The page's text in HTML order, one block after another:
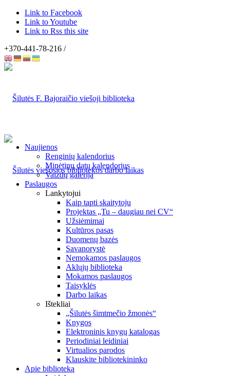
Link to Facebook
Link to Youtube
Link to Rss this site
+370-441-78-216 /
Naujienos
Renginių kalendorius
Minėtinų datų kalendorius
Vaizdų galerija
Paslaugos
Lankytojui
Kaip tapti skaitytoju
Projektas „Tu – daugiau nei CV“
Užsiėmimai
Kultūros pasas
Duomenų bazės
Savanorystė
Nemokamos paslaugos
Aklųjų biblioteka
Mokamos paslaugos
Taisyklės
Darbo laikas
Ištekliai
„Šilutės šimtmečio žmonės“
Knygos
Elektroninis knygų katalogas
Periodiniai leidiniai
Virtualios parodos
Klauskite bibliotekininko
Apie biblioteką